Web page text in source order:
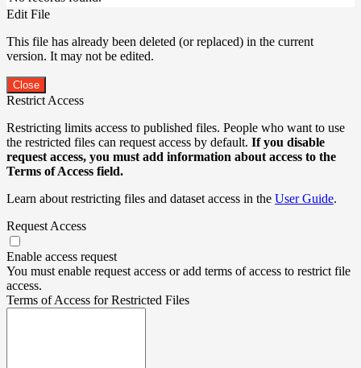
Edit File
This file has already been deleted (or replaced) in the current
version. It may not be edited.
Close
Restrict Access
Restricting limits access to published files. People who want to use
the restricted files can request access by default. If you disable
request access, you must add information about access to the
Terms of Access field.
Learn about restricting files and dataset access in the User Guide.
Request Access
Enable access request
You must enable request access or add terms of access to restrict file
access.
Terms of Access for Restricted Files